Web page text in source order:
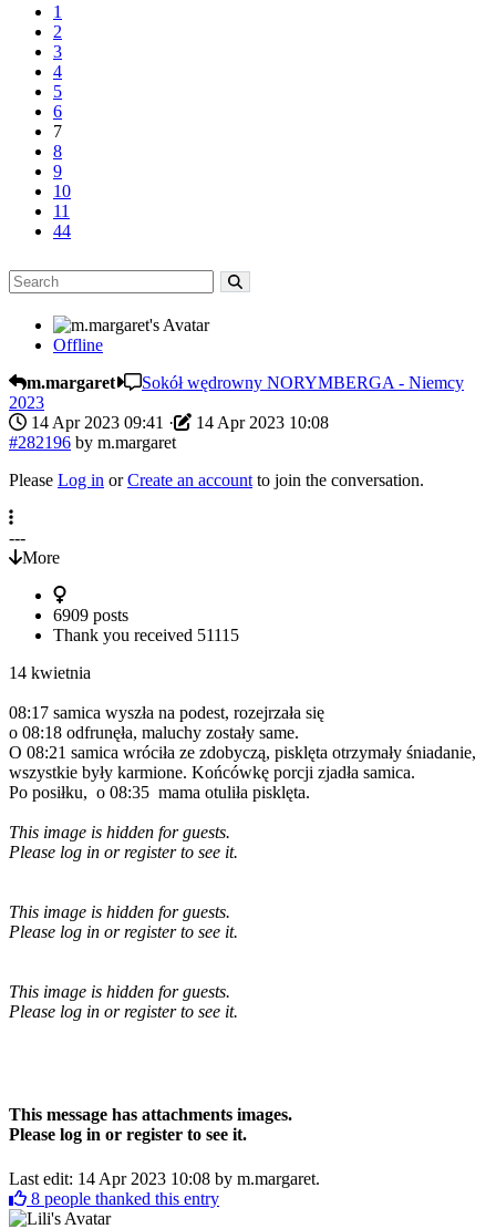
1
2
3
4
5
6
7
8
9
10
11
44
Offline
m.margaret
Sokół wędrowny NORYMBERGA - Niemcy
2023
14 Apr 2023 09:41 ·
14 Apr 2023 10:08
#282196 by m.margaret
Please Log in orCreate an account to join the conversation.
---
More
6909 posts
Thank you received 51115
14 kwietnia
08:17 samica wyszła na podest, rozejrzała się
o 08:18 odfrunęła, maluchy zostały same.
O 08:21 samica wróciła ze zdobyczą, pisklęta otrzymały śniadanie,
wszystkie były karmione. Końcówkę porcji zjadła samica.
Po posiłku, o 08:35 mama otuliła pisklęta.
This image is hidden for guests.
Please log in or register to see it.
This image is hidden for guests.
Please log in or register to see it.
This image is hidden for guests.
Please log in or register to see it.
This message has attachments images.
Please log in or register to see it.
Last edit: 14 Apr 2023 10:08 by m.margaret.
8 people thanked this entry